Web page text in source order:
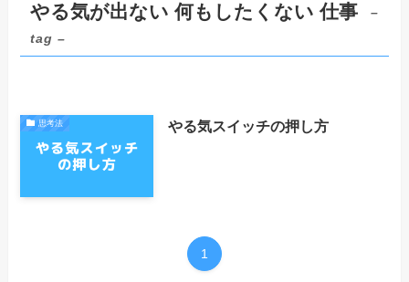
やる気が出ない 何もしたくない 仕事
–
tag –
思考法 やる気スイッチの押し方
1